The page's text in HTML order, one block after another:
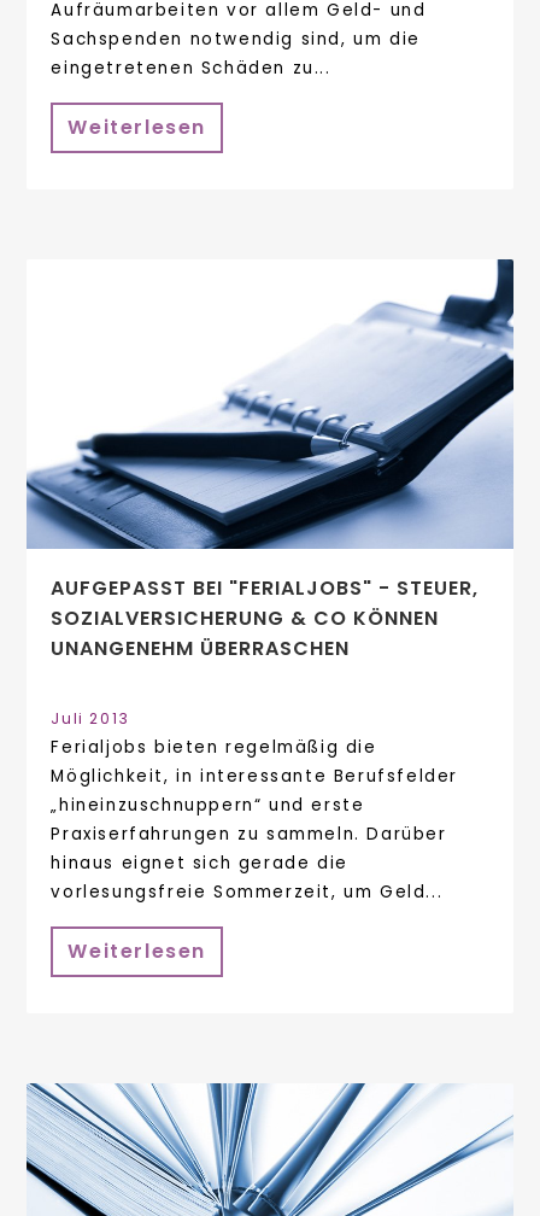
Aufräumarbeiten vor allem Geld- und
Sachspenden notwendig sind, um die
eingetretenen Schäden zu...
Weiterlesen
AUFGEPASST BEI "FERIALJOBS" - STEUER,
SOZIALVERSICHERUNG & CO KÖNNEN
UNANGENEHM ÜBERRASCHEN
Juli 2013
Ferialjobs bieten regelmäßig die
Möglichkeit, in interessante Berufsfelder
„hineinzuschnuppern“ und erste
Praxiserfahrungen zu sammeln. Darüber
hinaus eignet sich gerade die
vorlesungsfreie Sommerzeit, um Geld...
Weiterlesen